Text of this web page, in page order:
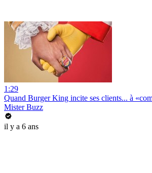
1:29
Quand Burger King incite ses clients... à
Mister Buzz
il y a 6 ans